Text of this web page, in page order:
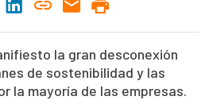
la gran desconexión
de sostenibilidad y las
la mayoría de las empresas.